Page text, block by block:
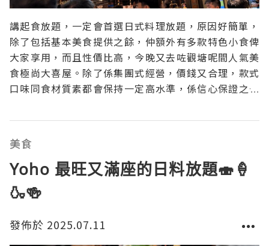
講起食放題，一定會首選日式料理放題，原因好簡單，
除了包括基本美食提供之餘，仲額外有多款特色小食俾
大家享用，而且性價比高，今晚又去咗觀塘呢間人氣美
食極尚大喜屋。除了係集團式經營，價錢又合理，款式
口味同食材質素都會保持一定高水準，係信心保證之一
唔少仲有生啤供應，生啤機1664任飲。甜品同生果都有
好多款式。即刻落單掃一掃QR code已有13個項目食物
分類
美食
Yoho 最旺又滿座的日料放題🍣🍦
🍶🍻
發佈於 2025.07.11